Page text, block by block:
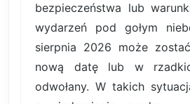
bezpieczeństwa lub
wydarzeń pod gołym
sierpnia 2026 może
nową datę lub w
odwołany. W takich